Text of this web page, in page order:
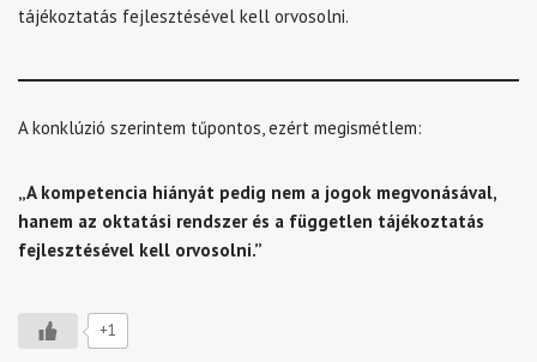
tájékoztatás fejlesztésével kell orvosolni.
A konklúzió szerintem tűpontos, ezért megismétlem:
„A kompetencia hiányát pedig nem a jogok megvonásával,
hanem az oktatási rendszer és a független tájékoztatás
fejlesztésével kell orvosolni.”
+1